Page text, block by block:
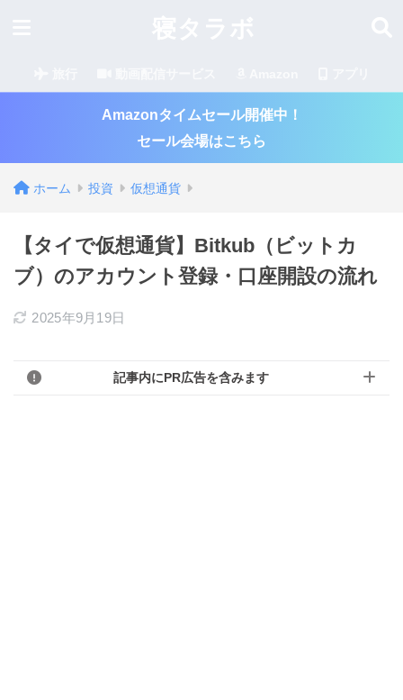
Amazonタイムセール開催中！
セール会場はこちら
ホーム 投資 仮想通貨
【タイで仮想通貨】Bitkub（ビットカ
ブ）のアカウント登録・口座開設の流れ
2025年9月19日
記事内にPR広告を含みます